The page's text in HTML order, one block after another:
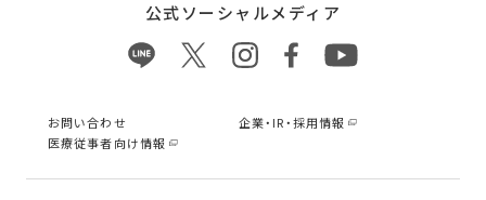
公式ソーシャルメディア
お問い合わせ
企業・IR・採用情報
医療従事者向け情報